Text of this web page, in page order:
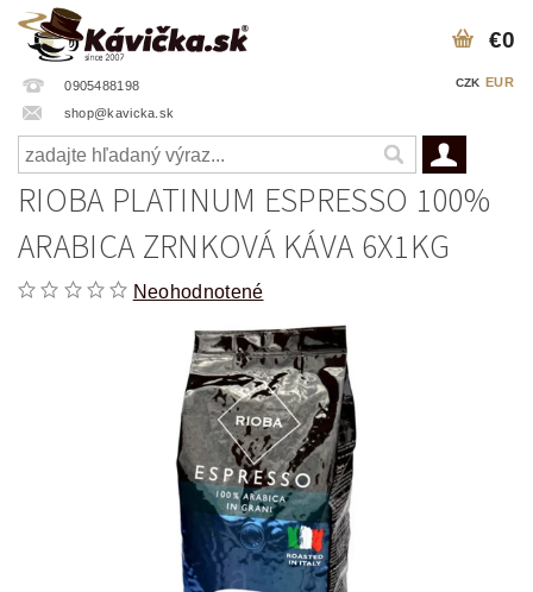
0905488198
shop@kavicka.sk
CZK EUR
€0
RIOBA PLATINUM ESPRESSO 100%
ARABICA ZRNKOVÁ KÁVA 6X1KG
Neohodnotené